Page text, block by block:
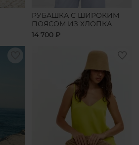
РУБАШКА С ШИРОКИМ
ПОЯСОМ ИЗ ХЛОПКА
14 700 ₽